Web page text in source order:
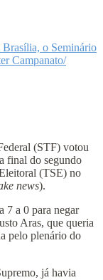
o Seminário
Campanato/
(STF) votou
final do segundo
(TSE) no
news).
7 a 0 para negar
Aras, que queria
pelo plenário do
já havia